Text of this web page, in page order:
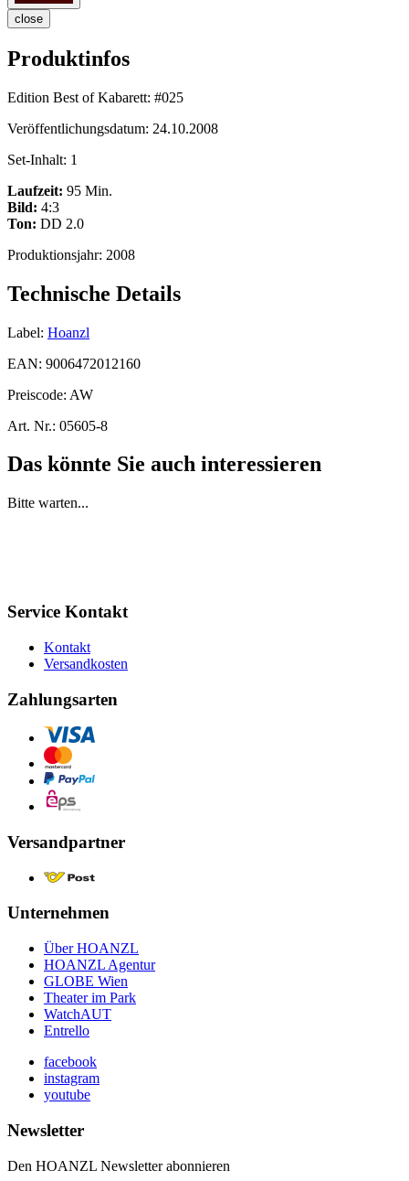
close
Produktinfos
Edition Best of Kabarett: #025
Veröffentlichungsdatum: 24.10.2008
Set-Inhalt: 1
Laufzeit: 95 Min.
Bild: 4:3
Ton: DD 2.0
Produktionsjahr: 2008
Technische Details
Label: Hoanzl
EAN: 9006472012160
Preiscode: AW
Art. Nr.: 05605-8
Das könnte Sie auch interessieren
Bitte warten...
Service Kontakt
Kontakt
Versandkosten
Zahlungsarten
Versandpartner
Unternehmen
Über HOANZL
HOANZL Agentur
GLOBE Wien
Theater im Park
WatchAUT
Entrello
facebook
instagram
youtube
Newsletter
Den HOANZL Newsletter abonnieren